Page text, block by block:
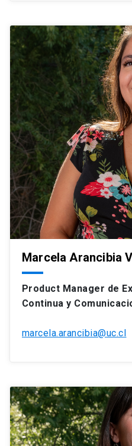
Marcela Arancibia
Product Manager de
Continua y
marcela.arancibia@uc.cl